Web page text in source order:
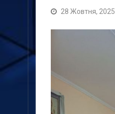
28 Жовтня, 2025